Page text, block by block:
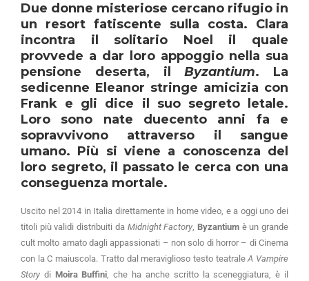
Due donne misteriose cercano rifugio in
un resort fatiscente sulla costa. Clara
incontra il solitario Noel il quale
provvede a dar loro appoggio nella sua
pensione deserta, ilByzantium. La
sedicenne Eleanor stringe amicizia con
Frank e gli dice il suo segreto letale.
Loro sono nate duecento anni fa e
sopravvivono attraverso il sangue
umano. Più si viene a conoscenza del
loro segreto, il passato le cerca con una
conseguenza mortale.
Uscito nel 2014 in Italia direttamente in home video, e a oggi uno dei
titoli più validi distribuiti da Midnight Factory, Byzantiumè un grande
cult molto amato dagli appassionati – non solo di horror – di Cinema
con la C maiuscola. Tratto dal meraviglioso testo teatraleA Vampire
Story di Moira Buffini, che ha anche scritto la sceneggiatura, è il